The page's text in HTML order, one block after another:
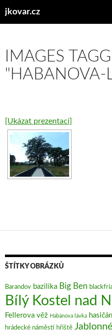
jkovar.cz
WEBU
IMAGES
"HABANOVA-
[Ukázat prezentaci]
ŠTÍTKY OBRÁZKŮ
Barandov bazilika Big Ben
Bílý Kostel nad
Fellerova věž Habánova lávka
hrádecké náměstí hřiště